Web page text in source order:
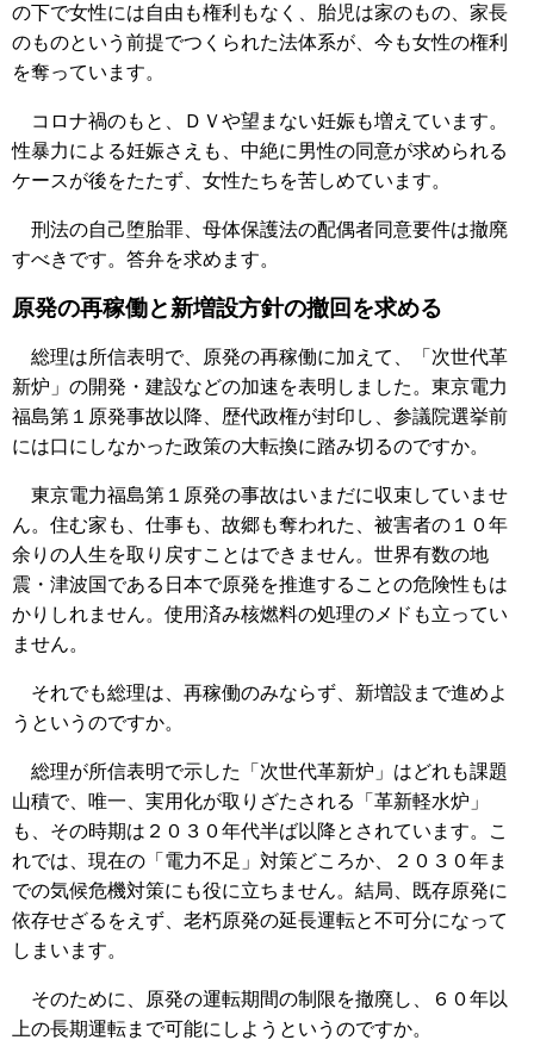
の下で女性には自由も権利もなく、胎児は家のもの、家長
のものという前提でつくられた法体系が、今も女性の権利
を奪っています。
コロナ禍のもと、ＤＶや望まない妊娠も増えています。
性暴力による妊娠さえも、中絶に男性の同意が求められる
ケースが後をたたず、女性たちを苦しめています。
刑法の自己堕胎罪、母体保護法の配偶者同意要件は撤廃
すべきです。答弁を求めます。
原発の再稼働と新増設方針の撤回を求める
総理は所信表明で、原発の再稼働に加えて、「次世代革
新炉」の開発・建設などの加速を表明しました。東京電力
福島第１原発事故以降、歴代政権が封印し、参議院選挙前
には口にしなかった政策の大転換に踏み切るのですか。
東京電力福島第１原発の事故はいまだに収束していませ
ん。住む家も、仕事も、故郷も奪われた、被害者の１０年
余りの人生を取り戻すことはできません。世界有数の地
震・津波国である日本で原発を推進することの危険性もは
かりしれません。使用済み核燃料の処理のメドも立ってい
ません。
それでも総理は、再稼働のみならず、新増設まで進めよ
うというのですか。
総理が所信表明で示した「次世代革新炉」はどれも課題
山積で、唯一、実用化が取りざたされる「革新軽水炉」
も、その時期は２０３０年代半ば以降とされています。こ
れでは、現在の「電力不足」対策どころか、２０３０年ま
での気候危機対策にも役に立ちません。結局、既存原発に
依存せざるをえず、老朽原発の延長運転と不可分になって
しまいます。
そのために、原発の運転期間の制限を撤廃し、６０年以
上の長期運転まで可能にしようというのですか。